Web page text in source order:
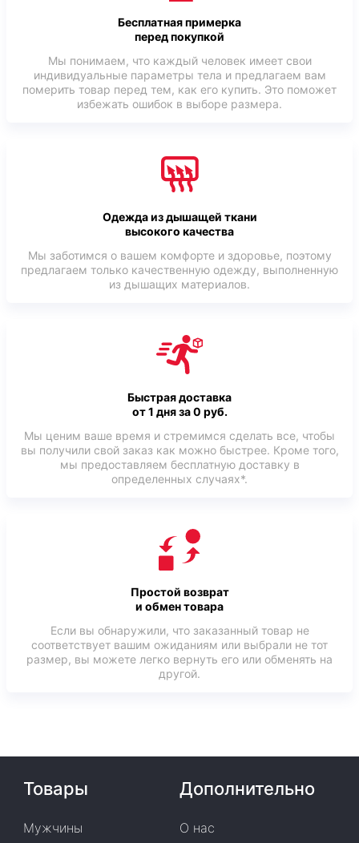
Бесплатная примерка
перед покупкой
Мы понимаем, что каждый человек имеет свои
индивидуальные параметры тела и предлагаем вам
померить товар перед тем, как его купить. Это поможет
избежать ошибок в выборе размера.
Одежда из дышащей ткани
высокого качества
Мы заботимся о вашем комфорте и здоровье, поэтому
предлагаем только качественную одежду, выполненную
из дышащих материалов.
Быстрая доставка
от 1 дня за 0 руб.
Мы ценим ваше время и стремимся сделать все, чтобы
вы получили свой заказ как можно быстрее. Кроме того,
мы предоставляем бесплатную доставку в
определенных случаях*.
Простой возврат
и обмен товара
Если вы обнаружили, что заказанный товар не
соответствует вашим ожиданиям или выбрали не тот
размер, вы можете легко вернуть его или обменять на
другой.
Товары
Мужчины
Дополнительно
О нас